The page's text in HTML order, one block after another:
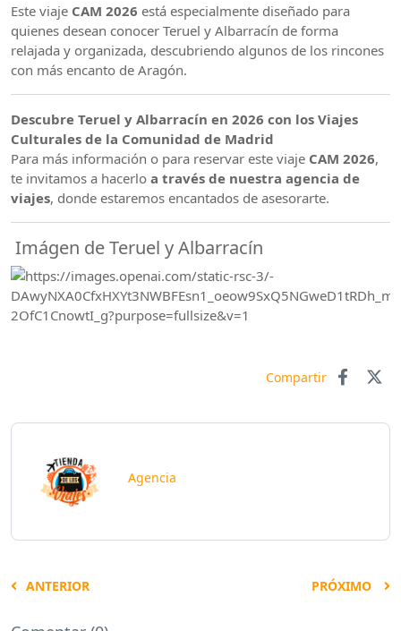
Este viaje CAM 2026 está especialmente diseñado para
quienes desean conocer Teruel y Albarracín de forma
relajada y organizada, descubriendo algunos de los rincones
con más encanto de Aragón.
Descubre Teruel y Albarracín en 2026 con los Viajes
Culturales de la Comunidad de Madrid
Para más información o para reservar este viaje CAM 2026,
te invitamos a hacerlo a través de nuestra agencia de
viajes, donde estaremos encantados de asesorarte.
Imágen de Teruel y Albarracín
Compartir
Agencia
ANTERIOR PRÓXIMO